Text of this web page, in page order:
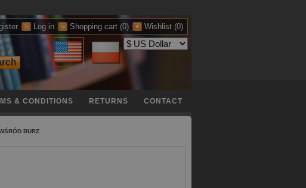
Log in Shopping cart (0) Wishlist (0)
& CONDITIONS RETURNS CONTACT
BURZ